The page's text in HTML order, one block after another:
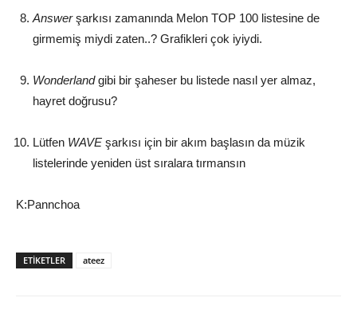
Answerşarkısı zamanında Melon TOP 100 listesine de
girmemiş miydi zaten..? Grafikleri çok iyiydi.
Wonderlandgibi bir şaheser bu listede nasıl yer almaz,
hayret doğrusu?
Lütfen WAVE şarkısı için bir akım başlasın da müzik
listelerinde yeniden üst sıralara tırmansın
K:Pannchoa
ETIKETLER ateez